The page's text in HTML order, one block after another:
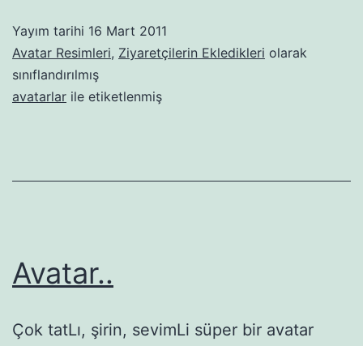
Yayım tarihi 16 Mart 2011
Avatar Resimleri, Ziyaretçilerin Ekledikleri olarak
sınıflandırılmış
avatarlar ile etiketlenmiş
Avatar..
Çok tatLı, şirin, sevimLi süper bir avatar